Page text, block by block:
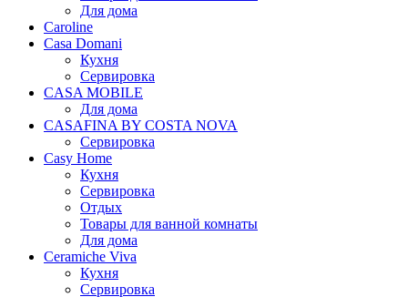
Для дома
Caroline
Casa Domani
Кухня
Сервировка
CASA MOBILE
Для дома
CASAFINA BY COSTA NOVA
Сервировка
Casy Home
Кухня
Сервировка
Отдых
Товары для ванной комнаты
Для дома
Ceramiche Viva
Кухня
Сервировка